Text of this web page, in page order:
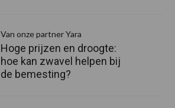
Van onze partner Yara
Hoge prijzen en droogte:
hoe kan zwavel helpen bij
de bemesting?